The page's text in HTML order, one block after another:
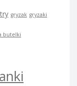
gryzak gryzaki
butelki